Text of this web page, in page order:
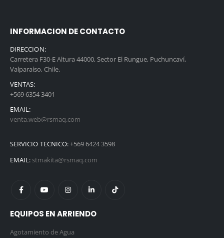
INFORMACION DE CONTACTO
DIRECCION:
Carretera F30-E Altura 44000, Sector El Rungue, Puchuncaví,
Valparaíso, Chile.
VENTAS:
+569 6354 3401
EMAIL:
venta.web@rsmaq.com
SERVICIO TECNICO:+569 6424 3598
EMAIL: stmakita@rsmaq.com
EQUIPOS EN ARRIENDO
Agotamiento de Agua